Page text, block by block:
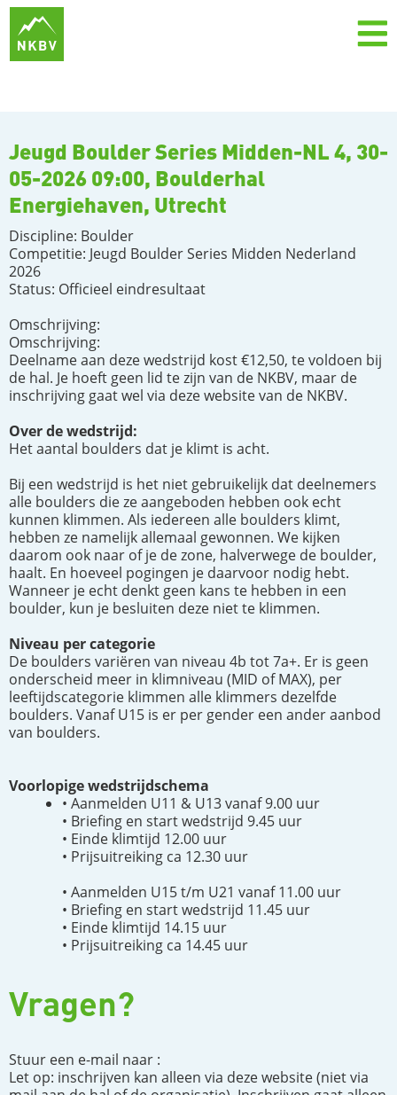
Jeugd Boulder Series Midden-NL 4, 30-
05-2026 09:00, Boulderhal
Energiehaven, Utrecht
Discipline: Boulder
Competitie: Jeugd Boulder Series Midden Nederland
2026
Status: Officieel eindresultaat
Omschrijving:
Omschrijving:
Deelname aan deze wedstrijd kost €12,50, te voldoen bij
de hal. Je hoeft geen lid te zijn van de NKBV, maar de
inschrijving gaat wel via deze website van de NKBV.
Over de wedstrijd:
Het aantal boulders dat je klimt is acht.
Bij een wedstrijd is het niet gebruikelijk dat deelnemers
alle boulders die ze aangeboden hebben ook echt
kunnen klimmen. Als iedereen alle boulders klimt,
hebben ze namelijk allemaal gewonnen. We kijken
daarom ook naar of je de zone, halverwege de boulder,
haalt. En hoeveel pogingen je daarvoor nodig hebt.
Wanneer je echt denkt geen kans te hebben in een
boulder, kun je besluiten deze niet te klimmen.
Niveau per categorie
De boulders variëren van niveau 4b tot 7a+. Er is geen
onderscheid meer in klimniveau (MID of MAX), per
leeftijdscategorie klimmen alle klimmers dezelfde
boulders. Vanaf U15 is er per gender een ander aanbod
van boulders.
Voorlopigewedstrijdschema
• Aanmelden U11 & U13 vanaf 9.00 uur
• Briefing en start wedstrijd 9.45 uur
• Einde klimtijd 12.00 uur
• Prijsuitreiking ca 12.30 uur
• Aanmelden U15 t/m U21 vanaf 11.00 uur
• Briefing en start wedstrijd 11.45 uur
• Einde klimtijd 14.15 uur
• Prijsuitreiking ca 14.45 uur
Vragen?
Stuur een e-mail naar :
Let op: inschrijven kan alleen via deze website (niet via